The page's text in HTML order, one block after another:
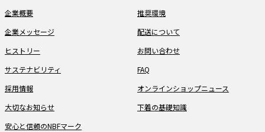
企業概要
企業メッセージ
ヒストリー
サステナビリティ
採用情報
大切なお知らせ
安心と信頼のNBFマーク
推奨環境
配送について
お問い合わせ
FAQ
オンラインショップニュース
下着の基礎知識